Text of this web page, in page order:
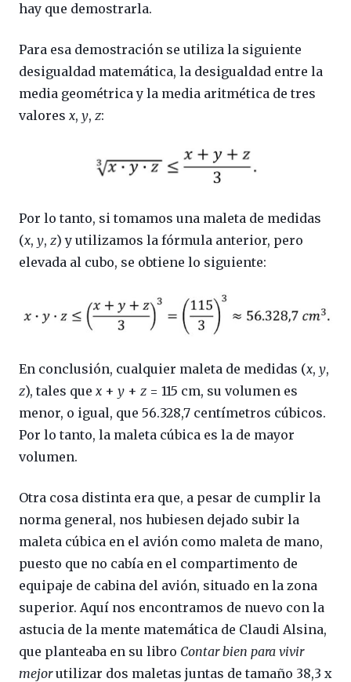
hay que demostrarla.
Para esa demostración se utiliza la siguiente
desigualdad matemática, la desigualdad entre la
media geométrica y la media aritmética de tres
valores x, y, z:
Por lo tanto, si tomamos una maleta de medidas
(x, y, z) y utilizamos la fórmula anterior, pero
elevada al cubo, se obtiene lo siguiente:
En conclusión, cualquier maleta de medidas (x, y,
z), tales que x + y + z = 115 cm, su volumen es
menor, o igual, que 56.328,7 centímetros cúbicos.
Por lo tanto, la maleta cúbica es la de mayor
volumen.
Otra cosa distinta era que, a pesar de cumplir la
norma general, nos hubiesen dejado subir la
maleta cúbica en el avión como maleta de mano,
puesto que no cabía en el compartimento de
equipaje de cabina del avión, situado en la zona
superior. Aquí nos encontramos de nuevo con la
astucia de la mente matemática de Claudi Alsina,
que planteaba en su libro Contar bien para vivir
mejorutilizar dos maletas juntas de tamaño 38,3 x